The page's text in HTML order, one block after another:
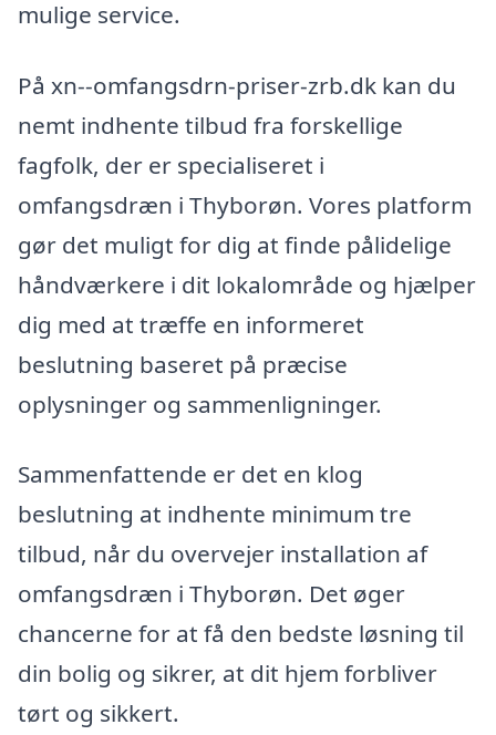
mulige service.
På xn--omfangsdrn-priser-zrb.dk kan du
nemt indhente tilbud fra forskellige
fagfolk, der er specialiseret i
omfangsdræn i Thyborøn. Vores platform
gør det muligt for dig at finde pålidelige
håndværkere i dit lokalområde og hjælper
dig med at træffe en informeret
beslutning baseret på præcise
oplysninger og sammenligninger.
Sammenfattende er det en klog
beslutning at indhente minimum tre
tilbud, når du overvejer installation af
omfangsdræn i Thyborøn. Det øger
chancerne for at få den bedste løsning til
din bolig og sikrer, at dit hjem forbliver
tørt og sikkert.